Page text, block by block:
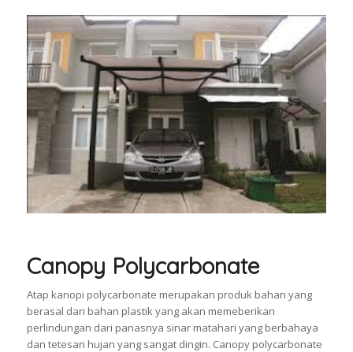
Canopy Polycarbonate
Atap kanopi polycarbonate merupakan produk bahan yang
berasal dari bahan plastik yang akan memeberikan
perlindungan dari panasnya sinar matahari yang berbahaya
dan tetesan hujan yang sangat dingin. Canopy polycarbonate